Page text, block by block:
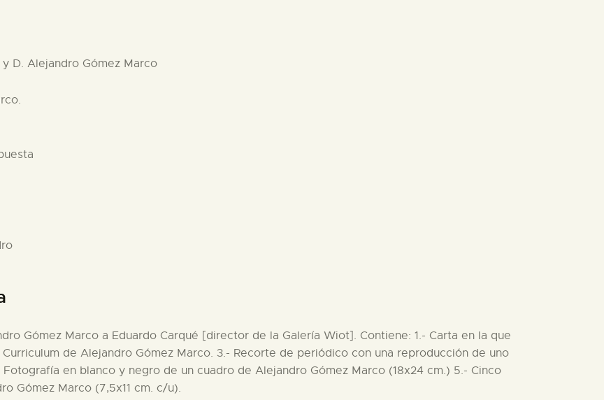
D. Alejandro Gómez Marco
Gómez Marco a Eduardo Carqué [director de la Galería Wiot]. Contiene: 1.- Carta en la que
de Alejandro Gómez Marco. 3.- Recorte de periódico con una reproducción de uno
en blanco y negro de un cuadro de Alejandro Gómez Marco (18x24 cm.) 5.- Cinco
Gómez Marco (7,5x11 cm. c/u).